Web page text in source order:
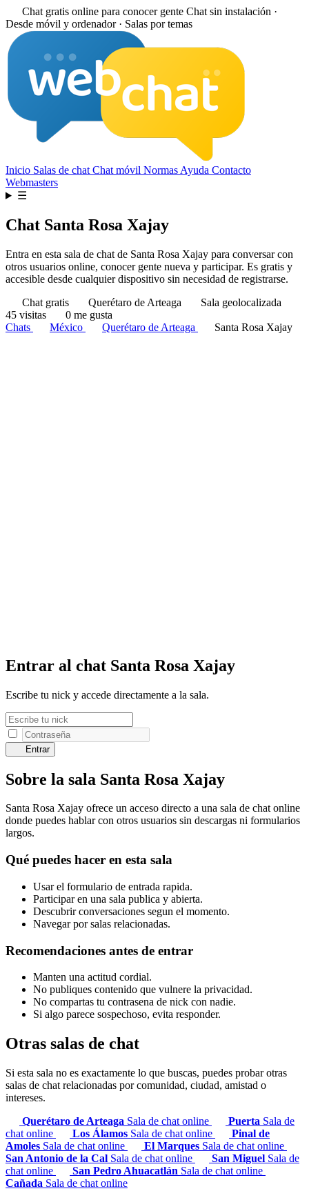
Chat gratis online para conocer gente Chat sin instalación ·
Desde móvil y ordenador · Salas por temas
Inicio Salas de chat Chat móvil Normas Ayuda Contacto
Webmasters
☰
Chat Santa Rosa Xajay
Entra en esta sala de chat de Santa Rosa Xajay para conversar con
otros usuarios online, conocer gente nueva y participar. Es gratis y
accesible desde cualquier dispositivo sin necesidad de registrarse.
Chat gratis
Querétaro de Arteaga
Sala geolocalizada
45 visitas
0 me gusta
Chats
México Querétaro de Arteaga Santa Rosa Xajay
Entrar al chat Santa Rosa Xajay
Escribe tu nick y accede directamente a la sala.
Entrar
Sobre la sala Santa Rosa Xajay
Santa Rosa Xajay ofrece un acceso directo a una sala de chat online
donde puedes hablar con otros usuarios sin descargas ni formularios
largos.
Qué puedes hacer en esta sala
Usar el formulario de entrada rapida.
Participar en una sala publica y abierta.
Descubrir conversaciones segun el momento.
Navegar por salas relacionadas.
Recomendaciones antes de entrar
Manten una actitud cordial.
No publiques contenido que vulnere la privacidad.
No compartas tu contrasena de nick con nadie.
Si algo parece sospechoso, evita responder.
Otras salas de chat
Si esta sala no es exactamente lo que buscas, puedes probar otras
salas de chat relacionadas por comunidad, ciudad, amistad o
intereses.
Querétaro de Arteaga Sala de chat online Puerta Sala de
chat online
Los Álamos Sala de chat online
Pinal de
Amoles Sala de chat online El Marques Sala de chat online
San Antonio de la Cal Sala de chat online San Miguel Sala de
chat online
San Pedro Ahuacatlán Sala de chat online
Cañada Sala de chat online